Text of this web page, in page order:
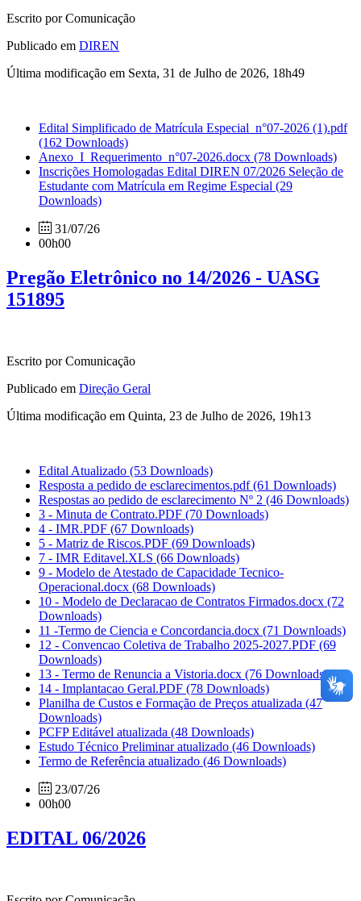
Escrito por Comunicação
Publicado em DIREN
Última modificação em Sexta, 31 de Julho de 2026, 18h49
Edital Simplificado de Matrícula Especial_n°07-2026 (1).pdf
(162 Downloads)
Anexo_I_Requerimento_n°07-2026.docx (78 Downloads)
Inscrições Homologadas Edital DIREN 07/2026 Seleção de
Estudante com Matrícula em Regime Especial (29
Downloads)
31/07/26
00h00
Pregão Eletrônico no 14/2026 - UASG
151895
Escrito por Comunicação
Publicado em Direção Geral
Última modificação em Quinta, 23 de Julho de 2026, 19h13
Edital Atualizado (53 Downloads)
Resposta a pedido de esclarecimentos.pdf(61 Downloads)
Respostas ao pedido de esclarecimento Nº 2 (46 Downloads)
3 - Minuta de Contrato.PDF (70 Downloads)
4 - IMR.PDF (67 Downloads)
5 - Matriz de Riscos.PDF (69 Downloads)
7 - IMR Editavel.XLS (66 Downloads)
9 - Modelo de Atestado de Capacidade Tecnico-
Operacional.docx (68 Downloads)
10 - Modelo de Declaracao de Contratos Firmados.docx (72
Downloads)
11 -Termo de Ciencia e Concordancia.docx (71 Downloads)
12 - Convencao Coletiva de Trabalho 2025-2027.PDF (69
Downloads)
13 - Termo de Renuncia a Vistoria.docx (76 Downloads)
14 - Implantacao Geral.PDF (78 Downloads)
Planilha de Custos e Formação de Preços atualizada (47
Downloads)
PCFP Editável atualizada (48 Downloads)
Estudo Técnico Preliminar atualizado (46 Downloads)
Termo de Referência atualizado (46 Downloads)
23/07/26
00h00
EDITAL 06/2026